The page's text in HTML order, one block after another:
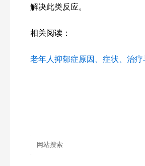
解决此类反应。
相关阅读：
老年人抑郁症原因、症状、治